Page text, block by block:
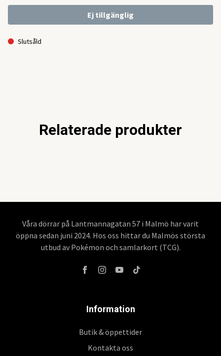
Ej tillgänglig
Slutsåld
Relaterade produkter
Våra dörrar på Lantmannagatan 57 i Malmö har varit
öppna sedan juni 2024. Hos oss hittar du Malmös största
utbud av Pokémon och samlarkort (TCG).
Information
Butik & öppettider
Kontakta oss